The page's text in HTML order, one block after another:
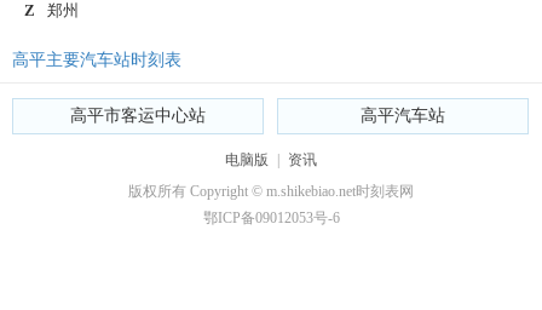
Z
郑州
高平主要汽车站时刻表
高平市客运中心站 高平汽车站
电脑版
资讯
版权所有 Copyright © m.shikebiao.net时刻表网
鄂ICP备09012053号-6